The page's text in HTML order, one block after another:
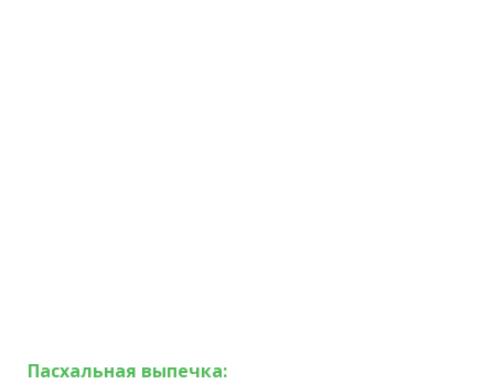
Пасхальная выпечка: